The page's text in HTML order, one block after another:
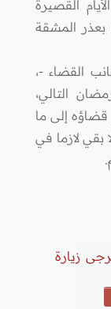
القصيرة
بعذر المشقة
القضاء -،
التالي،
إلى ما
بقي لازما في
زيارة